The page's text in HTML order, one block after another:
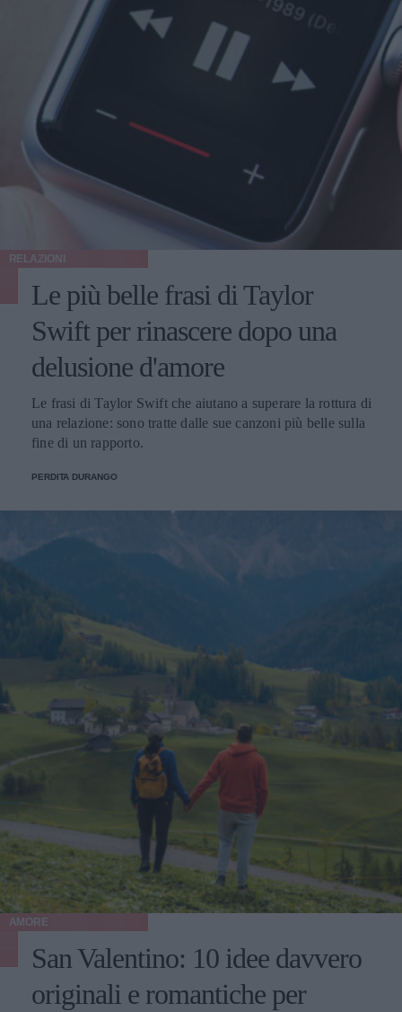
RELAZIONI
Le più belle frasi di Taylor
Swift per rinascere dopo una
delusione d'amore
Le frasi di Taylor Swift che aiutano a superare la rottura di
una relazione: sono tratte dalle sue canzoni più belle sulla
fine di un rapporto.
PERDITA DURANGO
AMORE
San Valentino: 10 idee davvero
originali e romantiche per